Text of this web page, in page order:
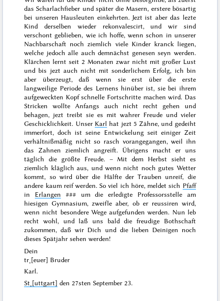
das Scharlachfieber und später die Masern, erstere bösartig
bei unseren Hausleuten einkehrten. Jezt ist aber das lezte
Kind derselben wieder rekonvalescirt, und wir sind
verschont geblieben, wie ich hoffe, wenn schon in unserer
Nachbarschaft noch ziemlich viele Kinder kranck liegen,
welche jedoch alle auch demnächst genesen seyn werden.
Klärchen lernt seit 2 Monaten zwar nicht mit großer Lust
und bis jezt auch nicht mit sonderlichem Erfolg, ich bin
aber überzeugt, daß wenn sie erst über die erste
langweilige Periode des Lernens hinüber ist, sie bei ihrem
aufgeweckten Kopf schnelle Fortschritte machen wird. Das
Stricken wollte Anfangs auch nicht recht gehen und
behagen, jezt treibt sie es mit wahrer Freude und vieler
Geschicklichkeit. Unser Karl hat jezt 5 Zähne, und gedeiht
immerfort, doch ist seine Entwickelung seit einiger Zeit
verhältnißmäßig nicht so rasch vorangegangen, weil ihn
das Zahnen ziemlich angreift. Übrigens macht er uns
täglich die größte Freude. – Mit dem Herbst sieht es
ziemlich kläglich aus, und wenn nicht noch gutes Wetter
kommt, so wird über die Hälfte der Trauben unreif, die
andere kaum reif werden. So viel ich höre, meldet sich Pfaff
in Erlangen ### um die erledigte Professorsstelle am
hiesigen Gymnasium, zweifle aber, ob er reussiren wird,
wenn nicht besondere Wege aufgefunden werden. Nun leb
recht wohl, und laß uns bald die freudige Bothschaft
zukommen, daß wir Dich und die lieben Deinigen noch
dieses Spätjahr sehen werden!
Dein
tr˖[euer] Bruder
Karl.
St˖[uttgart] den 27sten September 23.